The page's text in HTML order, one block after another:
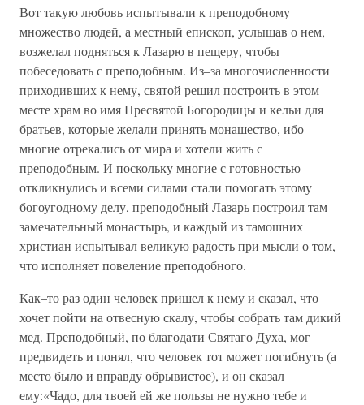
Вот такую любовь испытывали к преподобному
множество людей, а местный епископ, услышав о нем,
возжелал подняться к Лазарю в пещеру, чтобы
побеседовать с преподобным. Из–за многочисленности
приходивших к нему, святой решил построить в этом
месте храм во имя Пресвятой Богородицы и кельи для
братьев, которые желали принять монашество, ибо
многие отрекались от мира и хотели жить с
преподобным. И поскольку многие с готовностью
откликнулись и всеми силами стали помогать этому
богоугодному делу, преподобный Лазарь построил там
замечательный монастырь, и каждый из тамошних
христиан испытывал великую радость при мысли о том,
что исполняет повеление преподобного.
Как–то раз один человек пришел к нему и сказал, что
хочет пойти на отвесную скалу, чтобы собрать там дикий
мед. Преподобный, по благодати Святаго Духа, мог
предвидеть и понял, что человек тот может погибнуть (а
место было и вправду обрывистое), и он сказал
ему:«Чадо, для твоей ей же пользы не нужно тебе и